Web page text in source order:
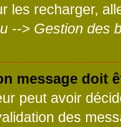
les recharger,
--> Gestion des
message doit
peut avoir
des